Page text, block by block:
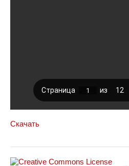
Скачать